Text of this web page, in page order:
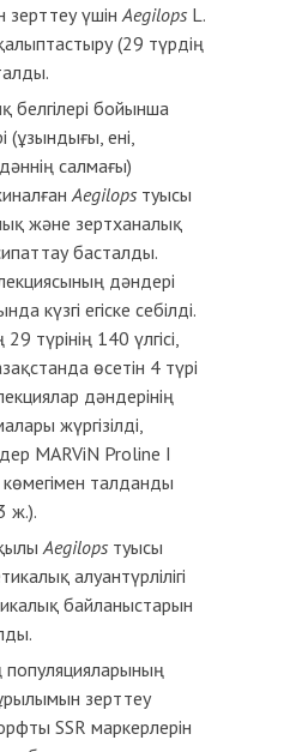
зерттеу үшінAegilops L.
(29 түрдің
белгілері бойынша
(ұзындығы, ені,
салмағы)
Aegilops туысы
және зертханалық
басталды.
дәндері
күзгі егіске себілді.
түрінің 140 үлгісі,
өсетін 4 түрі
дәндерінің
жүргізілді,
MARViN Proline I
талданды
ж.).
Aegilops туысы
алуантүрлілігі
байланыстарын
популяцияларының
зерттеу
SSR маркерлерін